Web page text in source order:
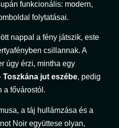
funkcionális: modern,
folytatásai.
nappal a fény játszik, este
csillannak. A
úgy érzi, mintha egy
Toszkána jut eszébe, pedig
a fővárostól.
a táj hullámzása és a
Noir együttese olyan,